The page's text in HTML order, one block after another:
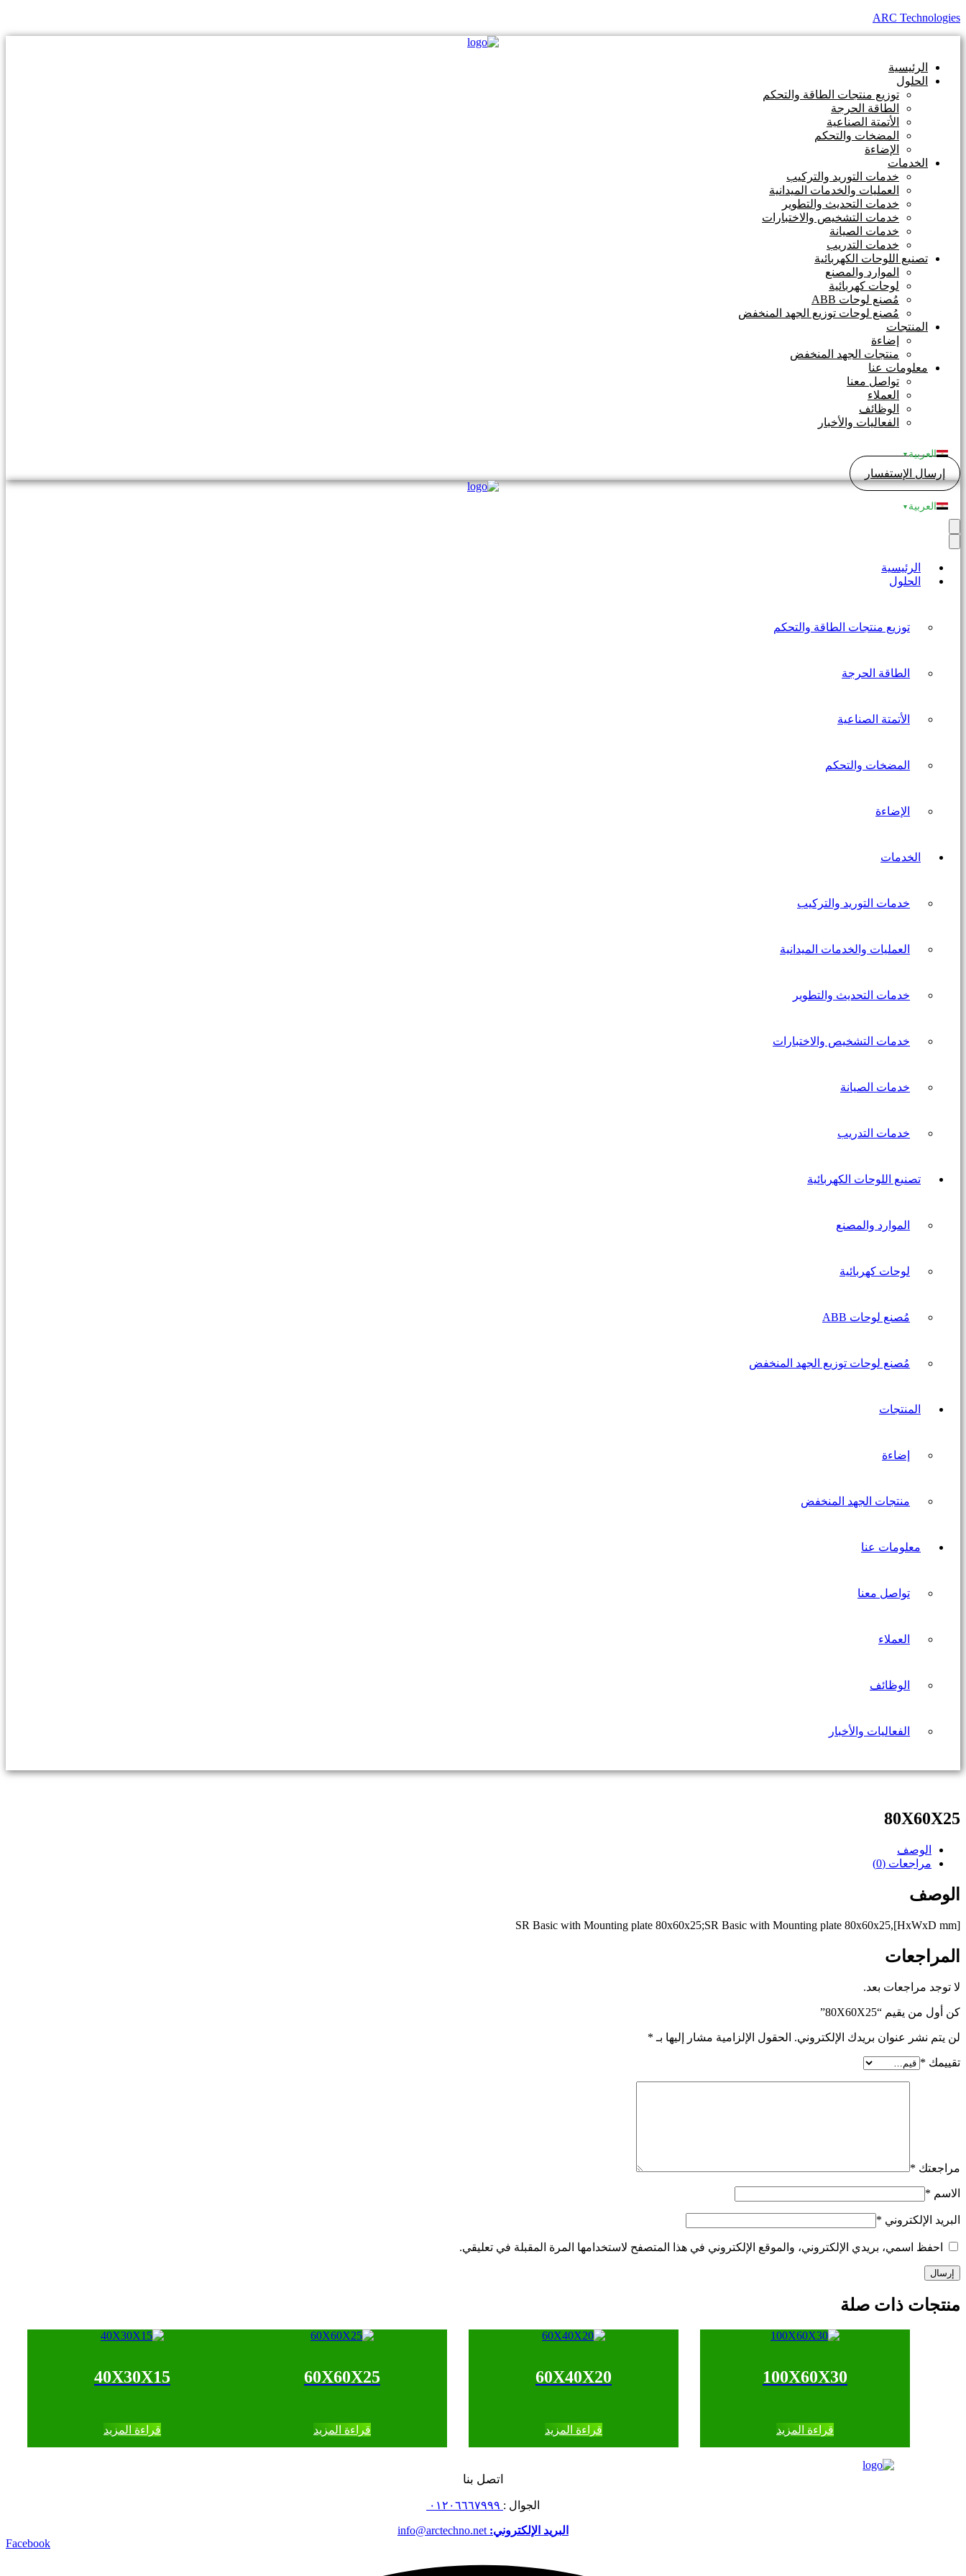
ARC Technologies
الرئيسية
الحلول
توزيع منتجات الطاقة والتحكم
الطاقة الحرجة
الأتمتة الصناعية
المضخات والتحكم
الإضاءة
الخدمات
خدمات التوريد والتركيب
العمليات والخدمات الميدانية
خدمات التحديث والتطوير
خدمات التشخيص والاختبارات
خدمات الصيانة
خدمات التدريب
تصنيع اللوحات الكهربائية
الموارد والمصنع
لوحات كهربائية
مُصنع لوحات ABB
مُصنع لوحات توزيع الجهد المنخفض
المنتجات
إضاءة
منتجات الجهد المنخفض
معلومات عنا
تواصل معنا
العملاء
الوظائف
الفعاليات والأخبار
العربية▼
إرسال الإستفسار
العربية ▼
الرئيسية
الحلول
توزيع منتجات الطاقة والتحكم
الطاقة الحرجة
الأتمتة الصناعية
المضخات والتحكم
الإضاءة
الخدمات
خدمات التوريد والتركيب
العمليات والخدمات الميدانية
خدمات التحديث والتطوير
خدمات التشخيص والاختبارات
خدمات الصيانة
خدمات التدريب
تصنيع اللوحات الكهربائية
الموارد والمصنع
لوحات كهربائية
مُصنع لوحات ABB
مُصنع لوحات توزيع الجهد المنخفض
المنتجات
إضاءة
منتجات الجهد المنخفض
معلومات عنا
تواصل معنا
العملاء
الوظائف
الفعاليات والأخبار
80X60X25
الوصف
مراجعات (0)
الوصف
SR Basic with Mounting plate 80x60x25;SR Basic with Mounting plate 80x60x25,[HxWxD mm]
المراجعات
لا توجد مراجعات بعد.
كن أول من يقيم “80X60X25”
لن يتم نشر عنوان بريدك الإلكتروني. الحقول الإلزامية مشار إليها بـ *
تقييمك *
مراجعتك *
الاسم *
البريد الإلكتروني *
احفظ اسمي، بريدي الإلكتروني، والموقع الإلكتروني في هذا المتصفح لاستخدامها المرة المقبلة في تعليقي.
منتجات ذات صلة
100X60X30
قراءة المزيد
60X40X20
قراءة المزيد
60X60X25
قراءة المزيد
40X30X15
قراءة المزيد
اتصل بنا
الجوال :
البريد الإلكتروني: info@arctechno.net
Facebook